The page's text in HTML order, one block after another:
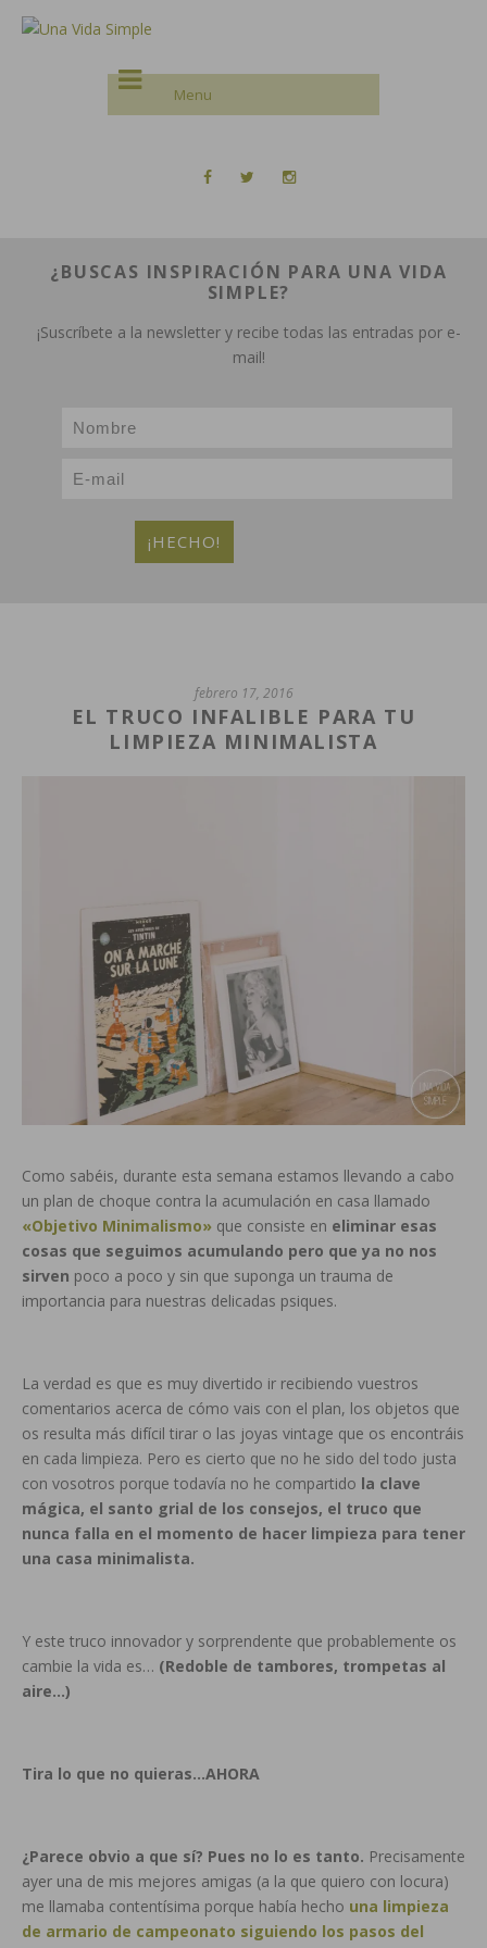
¿BUSCAS INSPIRACIÓN PARA UNA VIDA
SIMPLE?
¡Suscríbete a la newsletter y recibe todas las entradas por e-
mail!
febrero 17, 2016
EL TRUCO INFALIBLE PARA TU
LIMPIEZA MINIMALISTA
Como sabéis, durante esta semana estamos llevando a cabo
un plan de choque contra la acumulación en casa llamado
«Objetivo Minimalismo» que consiste en eliminar esas
cosas que seguimos acumulando pero que ya no nos
sirven poco a poco y sin que suponga un trauma de
importancia para nuestras delicadas psiques.
La verdad es que es muy divertido ir recibiendo vuestros
comentarios acerca de cómo vais con el plan, los objetos que
os resulta más difícil tirar o las joyas vintage que os encontráis
en cada limpieza. Pero es cierto que no he sido del todo justa
con vosotros porque todavía no he compartido la clave
mágica, el santo grial de los consejos, el truco que
nunca falla en el momento de hacer limpieza para tener
una casa minimalista.
Y este truco innovador y sorprendente que probablemente os
cambie la vida es… (Redoble de tambores, trompetas al
aire…)
Tira lo que no quieras…AHORA
¿Parece obvio a que sí? Pues no lo es tanto. Precisamente
ayer una de mis mejores amigas (a la que quiero con locura)
me llamaba contentísima porque había hecho una limpieza
de armario de campeonato siguiendo los pasos del